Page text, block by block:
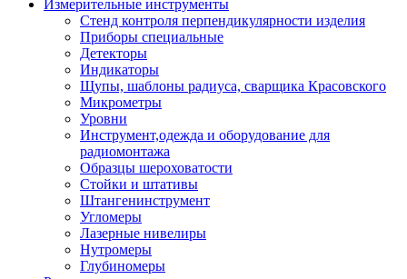
Измерительные инструменты
Стенд контроля перпендикулярности изделия
Приборы специальные
Детекторы
Индикаторы
Щупы, шаблоны радиуса, сварщика Красовского
Микрометры
Уровни
Инструмент,одежда и оборудование для
радиомонтажа
Образцы шероховатости
Стойки и штативы
Штангенинструмент
Угломеры
Лазерные нивелиры
Нутромеры
Глубиномеры